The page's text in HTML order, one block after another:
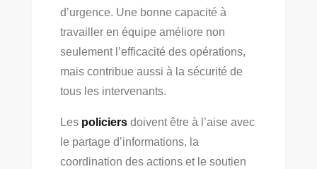
d’urgence. Une bonne capacité à
travailler en équipe améliore non
seulement l’efficacité des opérations,
mais contribue aussi à la sécurité de
tous les intervenants.
Les policiersdoivent être à l’aise avec
le partage d’informations, la
coordination des actions et le soutien